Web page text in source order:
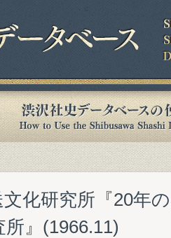
化研究所『20年
』(1966.11)